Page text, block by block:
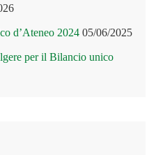
d’Ateneo 2024 05/06/2025
per il Bilancio unico